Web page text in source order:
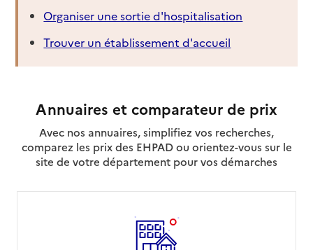
Organiser une sortie d'hospitalisation
Trouver un établissement d'accueil
Annuaires et comparateur de prix
Avec nos annuaires, simplifiez vos recherches,
comparez les prix des EHPAD ou orientez-vous sur le
site de votre département pour vos démarches